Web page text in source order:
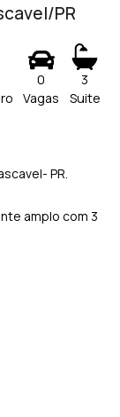
PR
0
Vagas
3
Suite
PR.
amplo com 3